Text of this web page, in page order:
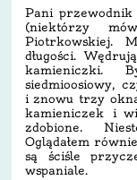
Pani przewodnik
(niektórzy
Piotrkowskiej.
długości.
kamieniczki.
siedmioosiowy,
i znowu trzy
kamieniczek i
zdobione.
Oglądałem
są ściśle
wspaniale.